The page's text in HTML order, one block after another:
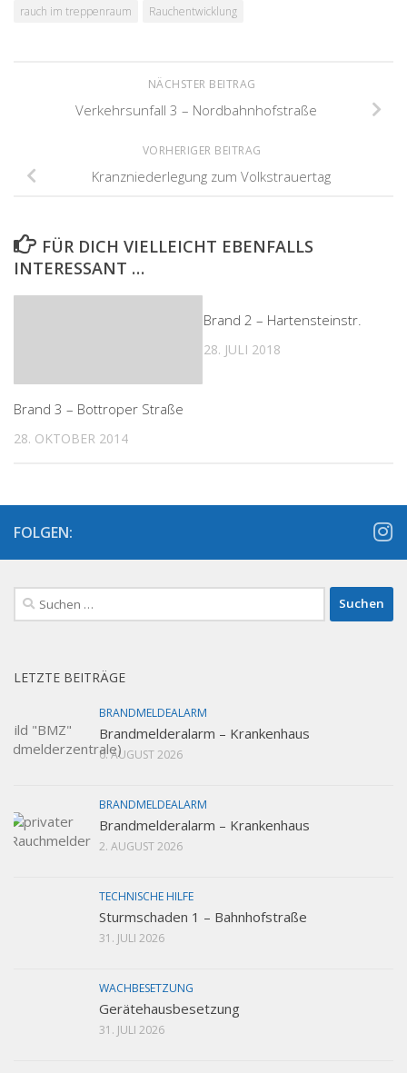
rauch im treppenraum
Rauchentwicklung
NÄCHSTER BEITRAG
Verkehrsunfall 3 – Nordbahnhofstraße
VORHERIGER BEITRAG
Kranzniederlegung zum Volkstrauertag
FÜR DICH VIELLEICHT EBENFALLS
INTERESSANT …
Brand 3 – Bottroper Straße
28. OKTOBER 2014
Brand 2 – Hartensteinstr.
28. JULI 2018
FOLGEN:
Suchen
nach:
LETZTE BEITRÄGE
BRANDMELDEALARM
Brandmelderalarm – Krankenhaus
6. AUGUST 2026
BRANDMELDEALARM
Brandmelderalarm – Krankenhaus
2. AUGUST 2026
TECHNISCHE HILFE
Sturmschaden 1 – Bahnhofstraße
31. JULI 2026
WACHBESETZUNG
Gerätehausbesetzung
31. JULI 2026